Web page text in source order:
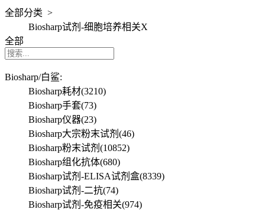
全部分类 >
Biosharp试剂-细胞培养相关X
全部
Biosharp/白鲨:
Biosharp耗材(3210)
Biosharp手套(73)
Biosharp仪器(23)
Biosharp大宗粉末试剂 (46)
Biosharp粉末试剂 (10852)
Biosharp组化抗体(680)
Biosharp试剂-ELISA试剂盒(8339)
Biosharp试剂-二抗(74)
Biosharp试剂-免疫相关(974)